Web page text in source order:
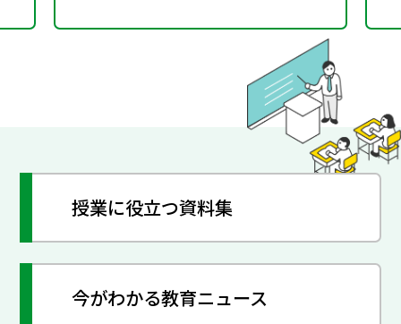
授業に役立つ資料集
今がわかる教育ニュース